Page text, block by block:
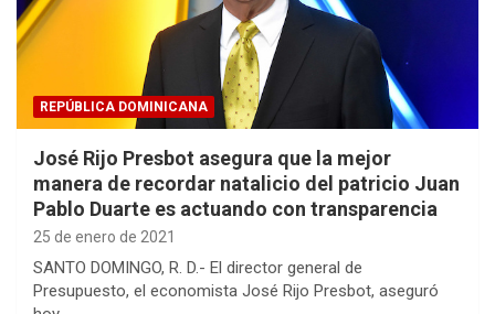
REPÚBLICA DOMINICANA
José Rijo Presbot asegura que la mejor
manera de recordar natalicio del patricio Juan
Pablo Duarte es actuando con transparencia
25 de enero de 2021
SANTO DOMINGO, R. D.- El director general de
Presupuesto, el economista José Rijo Presbot, aseguró